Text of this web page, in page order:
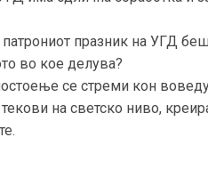
празник на УГД
во кое делува?
се стреми кон
на светско ниво,